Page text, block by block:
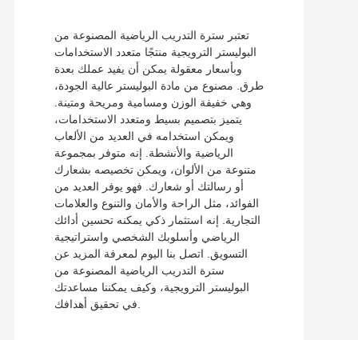
تعتبر سترة التدريب الرياضية المصنوعة من
البوليستر الترويجية منتجًا متعدد الاستخدامات
وبأسعار معقولة يمكن أن يفيد عملك بعدة
طرق. مصنوع من مادة البوليستر عالية الجودة،
وهي خفيفة الوزن ومسامية ومريحة ومتينة.
يتميز بتصميم بسيط ومتعدد الاستخدامات،
ويمكن استخدامه في العديد من الألعاب
الرياضية والأنشطة. إنه متوفر بمجموعة
متنوعة من الألوان، ويمكن تخصيصه بشعارك
أو رسالتك أو شعارك. فهو يوفر العديد من
الفوائد، مثل الراحة والأمان والتنوع والعلامات
التجارية. إنه استثمار ذكي يمكنه تحسين أدائك
الرياضي وأسلوبك الشخصي واستراتيجية
التسويق. اتصل بنا اليوم لمعرفة المزيد عن
سترة التدريب الرياضية المصنوعة من
البوليستر الترويجية، وكيف يمكننا مساعدتك